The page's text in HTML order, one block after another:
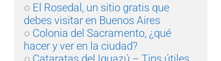
○ El Rosedal, un sitio gratis que
debes visitar en Buenos Aires
○ Colonia del Sacramento, ¿qué
hacer y ver en la ciudad?
○ Cataratas del Iguazú – Tips útiles